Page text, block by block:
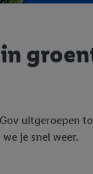
uitgeroepen
je snel weer.